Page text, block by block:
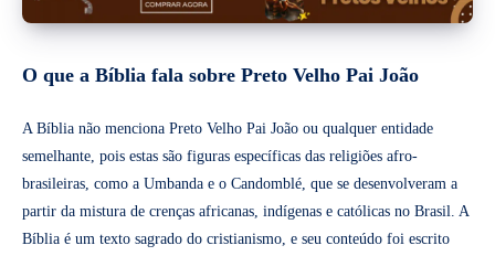
O que a Bíblia fala sobre Preto Velho Pai João
A Bíblia não menciona Preto Velho Pai João ou qualquer entidade
semelhante, pois estas são figuras específicas das religiões afro-
brasileiras, como a Umbanda e o Candomblé, que se desenvolveram a
partir da mistura de crenças africanas, indígenas e católicas no Brasil. A
Bíblia é um texto sagrado do cristianismo, e seu conteúdo foi escrito